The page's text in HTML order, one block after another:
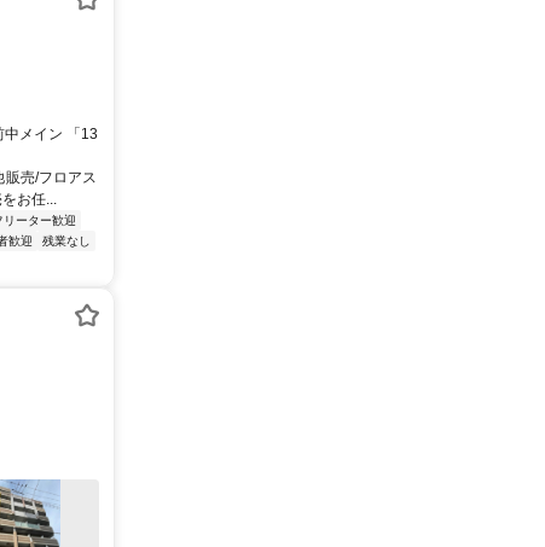
メイン 「13
販売/フロアス
お任...
リーター歓迎
歓迎
残業なし